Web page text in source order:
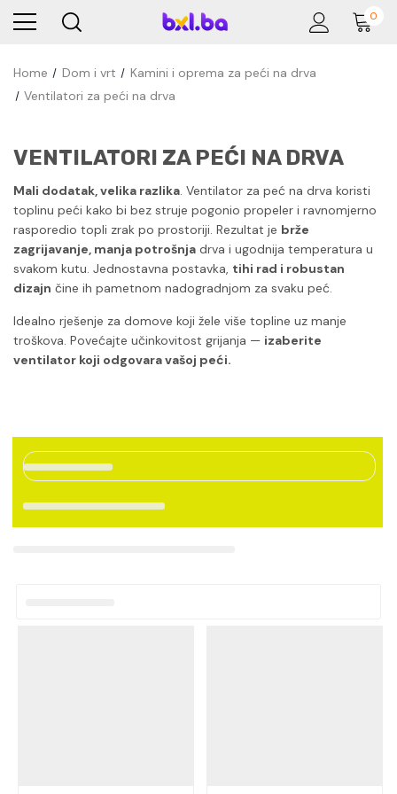
0
Home Dom i vrt
Kamini i oprema za peći na drva
Ventilatori za peći na drva
VENTILATORI ZA PEĆI NA DRVA
Mali dodatak, velika razlika. Ventilator za peć na drva koristi
toplinu peći kako bi bez struje pogonio propeler i ravnomjerno
rasporedio topli zrak po prostoriji. Rezultat je brže
zagrijavanje, manja potrošnja drva i ugodnija temperatura u
svakom kutu. Jednostavna postavka, tihi rad i robustan
dizajn čine ih pametnom nadogradnjom za svaku peć.
Idealno rješenje za domove koji žele više topline uz manje
troškova. Povećajte učinkovitost grijanja — izaberite
ventilator koji odgovara vašoj peći.